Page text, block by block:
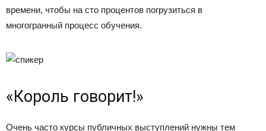
времени, чтобы на сто процентов погрузиться в
многогранный процесс обучения.
«Король говорит!»
Очень часто курсы публичных выступлений нужны тем